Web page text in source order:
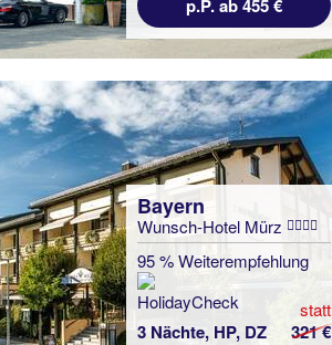
p.P. ab 455 €
Bayern
Wunsch-Hotel Mürz
95 % Weiterempfehlung
3 Nächte, HP, DZ
statt
321 €